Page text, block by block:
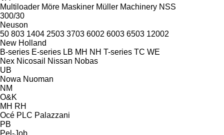
Multiloader Möre Maskiner Müller Machinery NSS
300/30
Neuson
50 803 1404 2503 3703 6002 6003 6503 12002
New Holland
B-series E-series LB MH NH T-series TC WE
Nex Nicosail Nissan Nobas
UB
Nowa Nuoman
NM
O&K
MH RH
Océ PLC Palazzani
PB
Pel-Job